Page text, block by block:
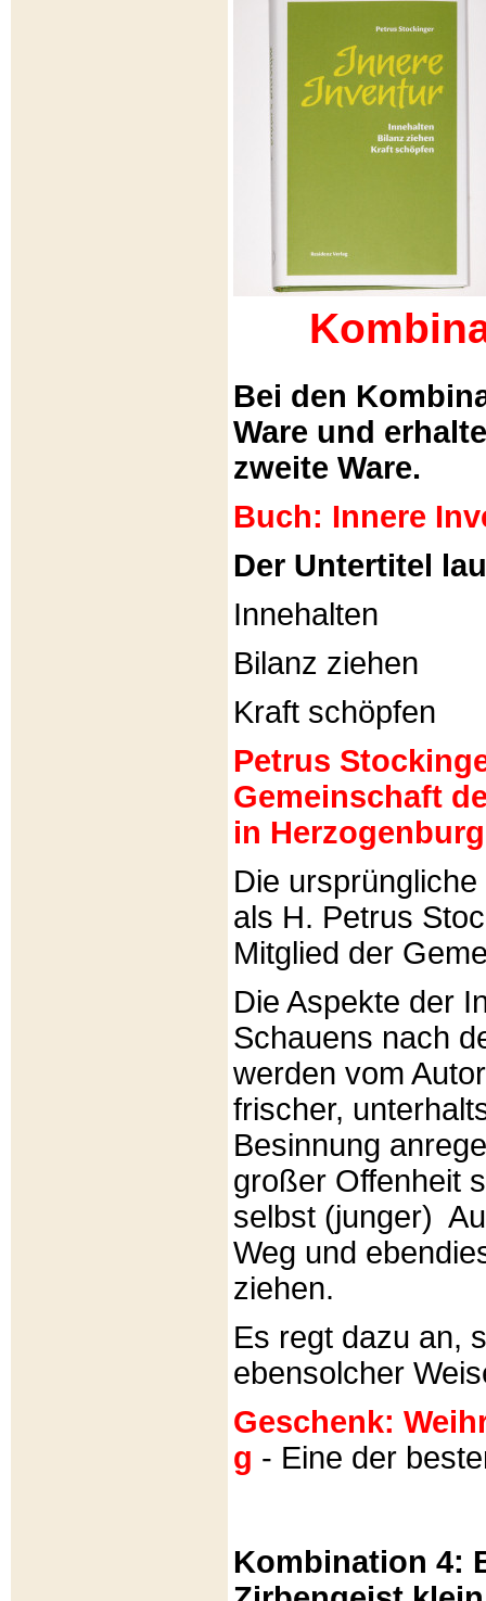
Bei den
Ware und
zweite Ware.
Buch: Innere
Der Untertitel
Innehalten
Bilanz ziehen
Kraft schöpfen
Petrus
Gemeinschaft
in
Die
als H. Petrus
Mitglied der
Die Aspekte der
Schauens nach
werden vom
frischer,
Besinnung
großer Offenheit
selbst (junger)
Weg und
ziehen.
Es regt dazu an,
ebensolcher
Geschenk:
g - Eine der
Kombination 4: